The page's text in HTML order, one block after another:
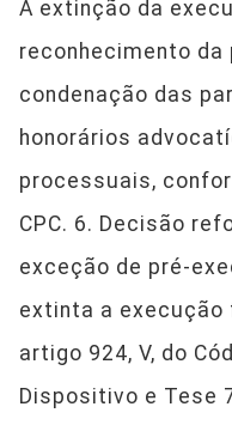
A extinção da
reconhecimento
condenação das
honorários
processuais,
CPC. 6. Decisão
exceção de pré-
extinta a
artigo 924, V, do
Dispositivo e Tese